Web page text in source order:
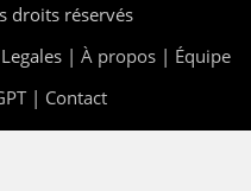
droits réservés
| À propos | Équipe
| Contact